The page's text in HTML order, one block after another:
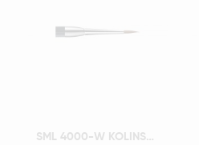
Szybki podgląd SML 4000-W KOLINSKY BRUSH TIP 4 MODULE